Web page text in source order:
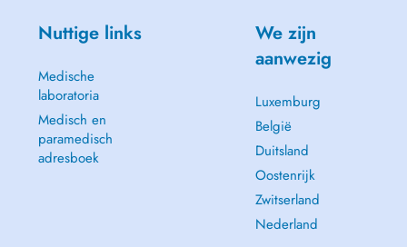
Nuttige links
Medische
laboratoria
Medisch en
paramedisch
adresboek
We zijn
aanwezig
Luxemburg
België
Duitsland
Oostenrijk
Zwitserland
Nederland